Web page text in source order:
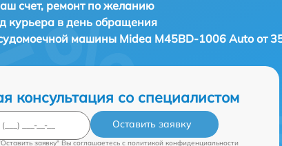
счет, ремонт по желанию
курьера в день обращения
машины Midea M45BD-1006 Auto от
консультация со специалистом
Оставить заявку
заявку" Вы соглашаетесь c политикой конфиденциальности